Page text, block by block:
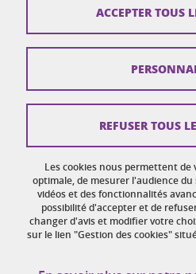
Crédits
Réclamation / Suggestion
Données personnelles
Gestion des cookies
Accessibilité : non conforme
Les cookies nous permettent
optimale, de mesurer l'audience
vidéos et des fonctionnalités
possibilité d'accepter et de
changer d'avis et modifier votre
sur le lien "Gestion des cookies"
ACCEPTER TOUS
REFUSER TOUS